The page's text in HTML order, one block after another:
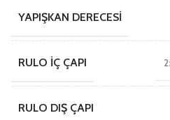
YAPIŞKAN DERECESI
RULO İÇ ÇAPI
RULO DIŞ ÇAPI